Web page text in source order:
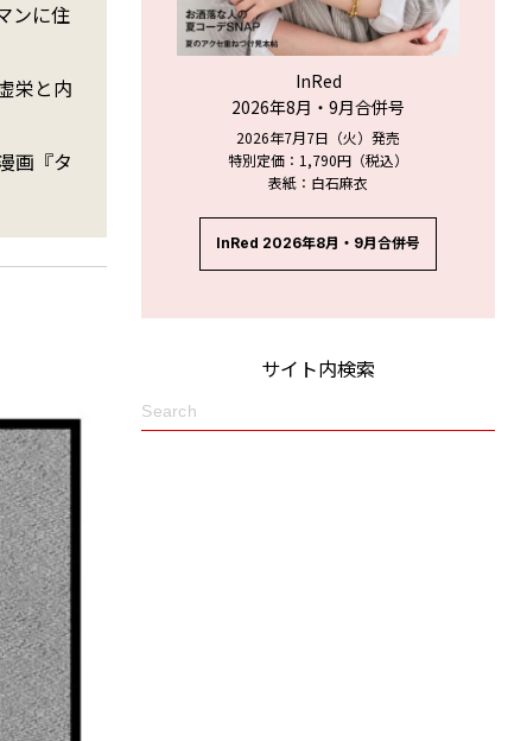
ンに住
栄と内
画『タ
InRed
2026年8月・9月合併号
2026年7月7日（火）発売
特別定価：1,790円（税込）
表紙：白石麻衣
InRed 2026年8月・9月合併号
サイト内検索